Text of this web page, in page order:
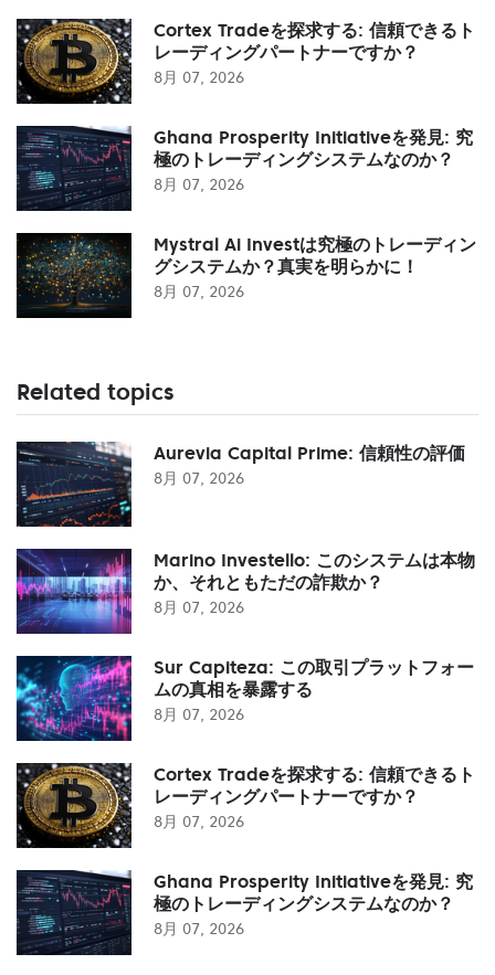
Cortex Tradeを探求する: 信頼できるト
レーディングパートナーですか？
8月 07, 2026
Ghana Prosperity Initiativeを発見: 究
極のトレーディングシステムなのか？
8月 07, 2026
Mystral Ai Investは究極のトレーディン
グシステムか？真実を明らかに！
8月 07, 2026
Related topics
Aurevia Capital Prime: 信頼性の評価
8月 07, 2026
Marino Investello: このシステムは本物
か、それともただの詐欺か？
8月 07, 2026
Sur Capiteza: この取引プラットフォー
ムの真相を暴露する
8月 07, 2026
Cortex Tradeを探求する: 信頼できるト
レーディングパートナーですか？
8月 07, 2026
Ghana Prosperity Initiativeを発見: 究
極のトレーディングシステムなのか？
8月 07, 2026